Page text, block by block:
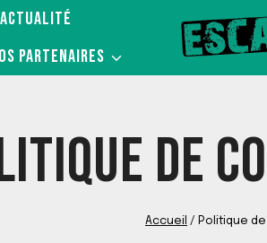
PARTENAIRES
DE
Accueil / Politique